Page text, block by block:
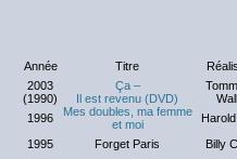
Année Titre
2003
(1990)
Ça –
Il est revenu (DVD)
1996
Mes doubles, ma femme
et moi
1995
Forget Paris Billy